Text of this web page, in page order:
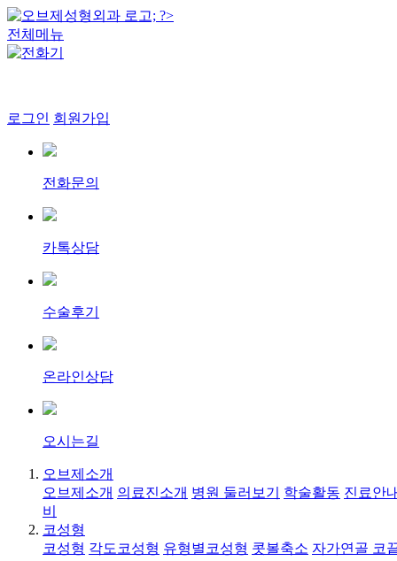
전체메뉴
로그인 회원가입
전화문의
카톡상담
수술후기
온라인상담
오시는길
오브제소개
오브제소개 의료진소개 병원 둘러보기 학술활동 진료안
비
코성형
코성형 각도코성형 유형별코성형 콧볼축소 자가연골 코